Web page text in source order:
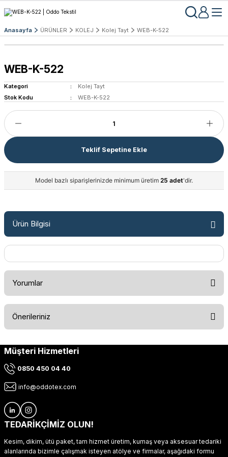
Anasayfa ÜRÜNLER KOLEJ Kolej Tayt WEB-K-522
WEB-K-522
Kategori
Kolej Tayt
Stok Kodu
WEB-K-522
Teklif Sepetine Ekle
Model bazlı siparişlerinizde minimum üretim 25 adet'dir.
Ürün Bilgisi
Yorumlar
Önerileriniz
Bu ürünün fiyat bilgisi, resim, ürün açıklamalarında ve diğer
kullanarak tarafımıza iletebilirsiniz.
Ürün resmi kalitesiz, bozuk veya görüntülenemiyor.
Ürün açıklamasında eksik bilgiler bulunuyor.
Ürün fiyatı diğer sitelerden daha pahalı.
Müşteri Hizmetleri
0850 450 04 40
info@oddotex.com
TEDARİKÇİMİZ OLUN!
Kesim, dikim, ütü paket, tam hizmet üretim, kumaş veya aksesuar tedariki
alanlarında bizimle çalışmak isteyen atölye ve firmalar, aşağıdaki formu